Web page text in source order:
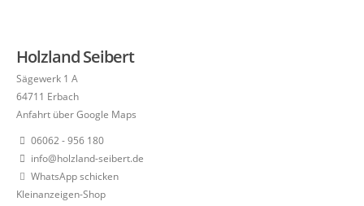
Holzland Seibert
Sägewerk 1 A
64711 Erbach
Anfahrt über Google Maps
06062 - 956 180
info@holzland-seibert.de
WhatsApp schicken
Kleinanzeigen-Shop